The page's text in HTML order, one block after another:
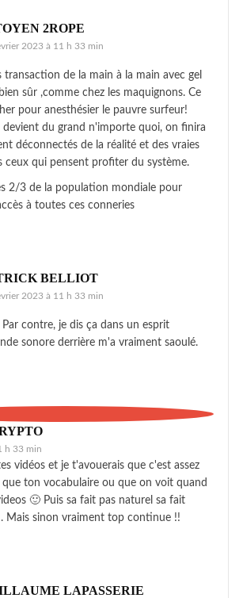
2ROPE
2023 à 11 h 33 min
transaction de la main à la main avec gel
sûr ,comme chez les maquignons. Ce
pour anesthésier le pauvre surfeur!
du grand n'importe quoi, on finira
déconnectés de la réalité et des vraies
ceux qui pensent profiter du système.
2/3 de la population mondiale pour
à toutes ces conneries
BELLIOT
2023 à 11 h 33 min
Par contre, je dis ça dans un esprit
sonore derrière m'a vraiment saoulé.
h 33 min
vidéos et je t'avouerais que c'est assez
ton vocabulaire ou que on voit quand
🙂 Puis sa fait pas naturel sa fait
Mais sinon vraiment top continue !!
LAPASSERIE